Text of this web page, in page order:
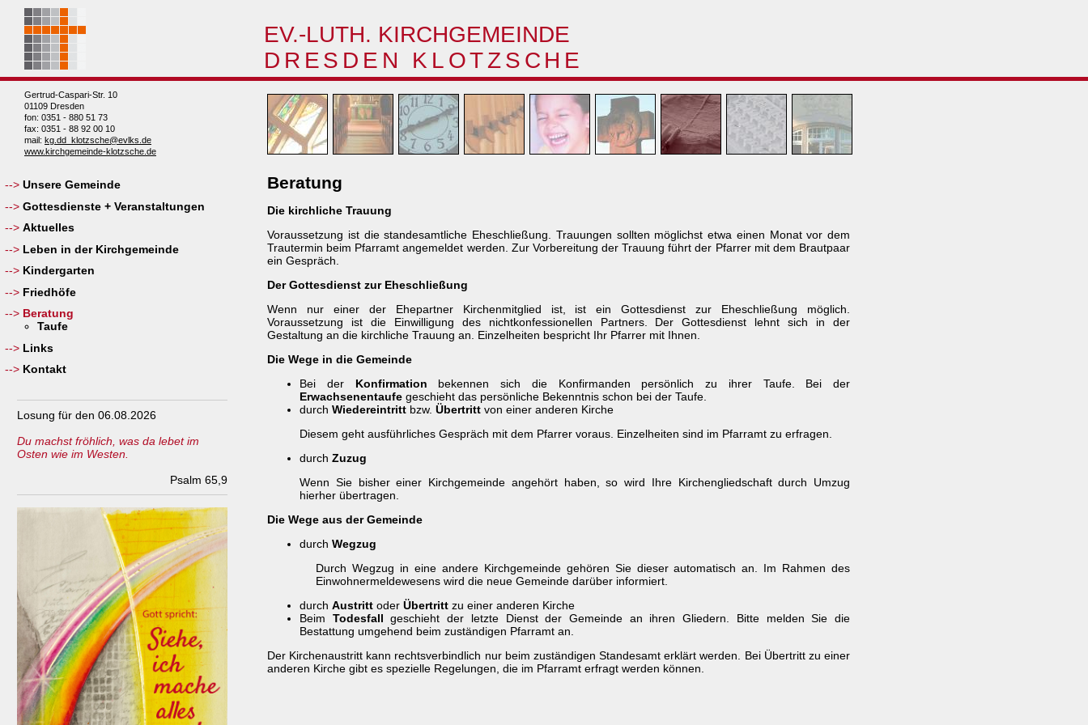
EV.-LUTH. KIRCHGEMEINDE
DRESDEN KLOTZSCHE
Gertrud-Caspari-Str. 10
01109 Dresden
fon: 0351 - 880 51 73
fax: 0351 - 88 92 00 10
mail: kg.dd_klotzsche@evlks.de
www.kirchgemeinde-klotzsche.de
Unsere Gemeinde
Gottesdienste + Veranstaltungen
Aktuelles
Leben in der Kirchgemeinde
Kindergarten
Friedhöfe
Beratung
Taufe
Links
Kontakt
Losung für den 06.08.2026
Du machst fröhlich, was da lebet im
Osten wie im Westen.
Psalm 65,9
Beratung
Die kirchliche Trauung
Voraussetzung ist die standesamtliche Eheschließung. Trauungen sollten möglichst etwa einen Monat vor dem
Trautermin beim Pfarramt angemeldet werden. Zur Vorbereitung der Trauung führt der Pfarrer mit dem Brautpaar
ein Gespräch.
Der Gottesdienst zur Eheschließung
Wenn nur einer der Ehepartner Kirchenmitglied ist, ist ein Gottesdienst zur Eheschließung möglich.
Voraussetzung ist die Einwilligung des nichtkonfessionellen Partners. Der Gottesdienst lehnt sich in der
Gestaltung an die kirchliche Trauung an. Einzelheiten bespricht Ihr Pfarrer mit Ihnen.
Die Wege in die Gemeinde
Bei der Konfirmation bekennen sich die Konfirmanden persönlich zu ihrer Taufe. Bei der
Erwachsenentaufe geschieht das persönliche Bekenntnis schon bei der Taufe.
durch Wiedereintritt bzw. Übertritt von einer anderen Kirche
Diesem geht ausführliches Gespräch mit dem Pfarrer voraus. Einzelheiten sind im Pfarramt zu erfragen.
durch Zuzug
Wenn Sie bisher einer Kirchgemeinde angehört haben, so wird Ihre Kirchengliedschaft durch Umzug
hierher übertragen.
Die Wege aus der Gemeinde
durch Wegzug
Durch Wegzug in eine andere Kirchgemeinde gehören Sie dieser automatisch an. Im Rahmen des
Einwohnermeldewesens wird die neue Gemeinde darüber informiert.
durch Austritt oder Übertritt zu einer anderen Kirche
Beim Todesfall geschieht der letzte Dienst der Gemeinde an ihren Gliedern. Bitte melden Sie die
Bestattung umgehend beim zuständigen Pfarramt an.
Der Kirchenaustritt kann rechtsverbindlich nur beim zuständigen Standesamt erklärt werden. Bei Übertritt zu einer
anderen Kirche gibt es spezielle Regelungen, die im Pfarramt erfragt werden können.